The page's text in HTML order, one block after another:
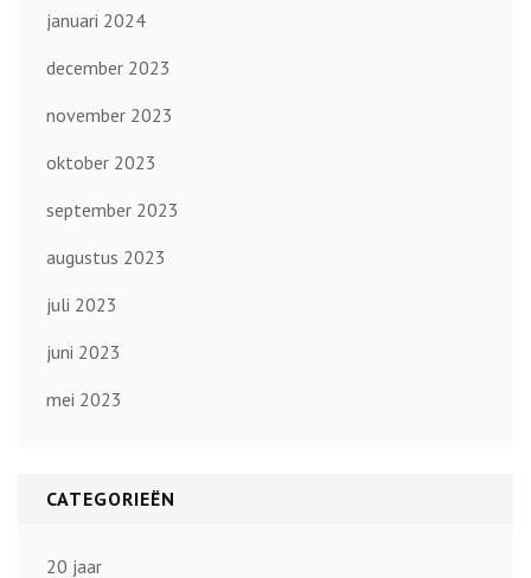
januari 2024
december 2023
november 2023
oktober 2023
september 2023
augustus 2023
juli 2023
juni 2023
mei 2023
CATEGORIEËN
20 jaar